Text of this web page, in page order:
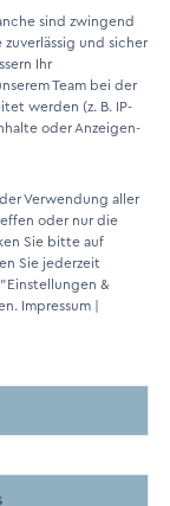
"Made in
sind zwingend
und sicher
Ihr
Team bei der
werden (z. B. IP-
oder Anzeigen-
Verwendung aller
oder nur die
Sie bitte auf
Sie jederzeit
"Einstellungen &
Impressum |